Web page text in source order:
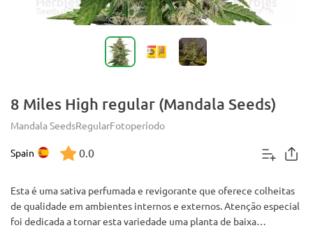
8 Miles High regular (Mandala Seeds)
Mandala SeedsRegularFotoperíodo
Spain 0.0
Esta é uma sativa perfumada e revigorante que oferece colheitas
de qualidade em ambientes internos e externos. Atenção especial
foi dedicada a tornar esta variedade uma planta de baixa